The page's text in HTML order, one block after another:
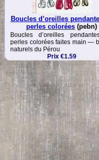
Boucles d’oreilles
perles colorées (pebn)
Boucles d’oreilles
perles colorées faites main —
naturels du Pérou
Prix €1.59